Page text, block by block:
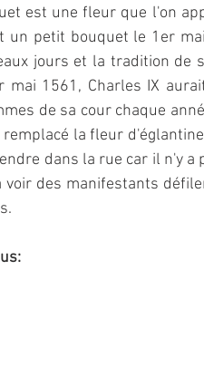
est une fleur que l'on
un petit bouquet le 1er
jours et la tradition de
mai 1561, Charles IX
de sa cour chaque
la fleur
dans la rue car il n'y a
des manifestants